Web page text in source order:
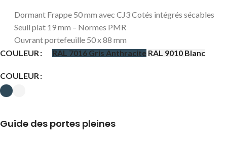
Dormant Frappe 50 mm avec CJ3 Cotés intégrés sécables
Seuil plat 19 mm – Normes PMR
Ouvrant portefeuille 50 x 88 mm
COULEUR
RAL 7016 Gris Anthracite RAL 9010 Blanc
COULEUR
Guide des portes pleines